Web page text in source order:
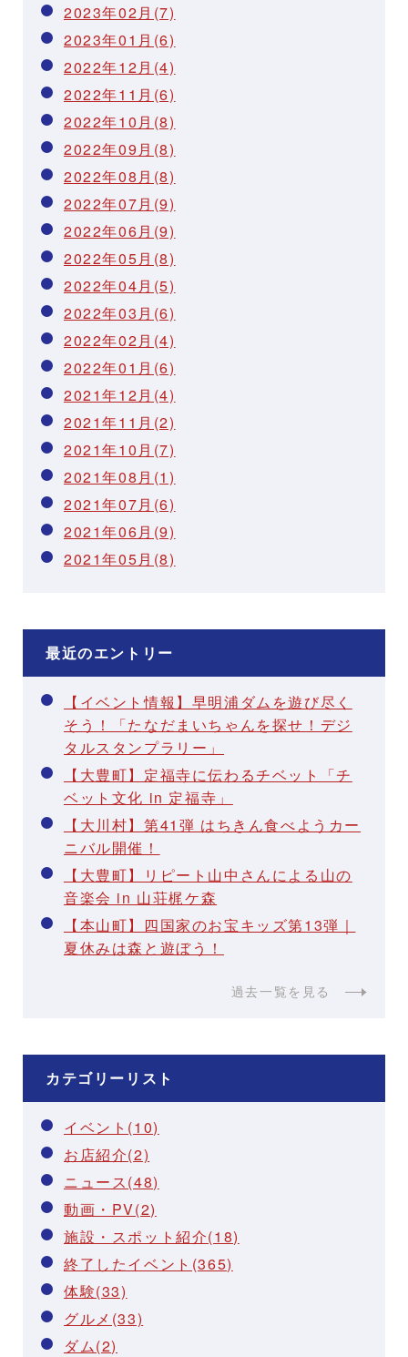
2023年02月(7)
2023年01月(6)
2022年12月(4)
2022年11月(6)
2022年10月(8)
2022年09月(8)
2022年08月(8)
2022年07月(9)
2022年06月(9)
2022年05月(8)
2022年04月(5)
2022年03月(6)
2022年02月(4)
2022年01月(6)
2021年12月(4)
2021年11月(2)
2021年10月(7)
2021年08月(1)
2021年07月(6)
2021年06月(9)
2021年05月(8)
最近のエントリー
【イベント情報】早明浦ダムを遊び尽く
そう！「たなだまいちゃんを探せ！デジ
タルスタンプラリー」
【大豊町】定福寺に伝わるチベット「チ
ベット文化 in 定福寺」
【大川村】第41弾 はちきん食べようカー
ニバル開催！
【大豊町】リピート山中さんによる山の
音楽会 in 山荘梶ケ森
【本山町】四国家のお宝キッズ第13弾｜
夏休みは森と遊ぼう！
過去一覧を見る
カテゴリーリスト
イベント(10)
お店紹介(2)
ニュース(48)
動画・PV(2)
施設・スポット紹介(18)
終了したイベント(365)
体験(33)
グルメ(33)
ダム(2)